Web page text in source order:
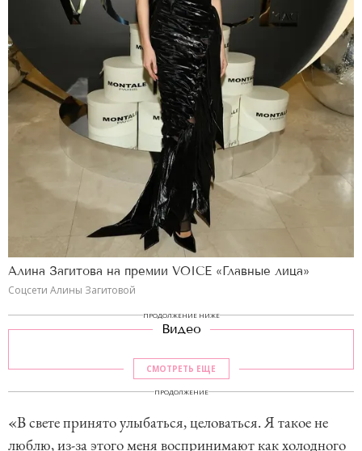
Алина Загитова на премии VOICE «Главные лица»
Соцсети Алины Загитовой
ПРОДОЛЖЕНИЕ НИЖЕ
Видео
СМОТРЕТЬ ЕЩЕ
ПРОДОЛЖЕНИЕ
«В свете принято улыбаться, целоваться. Я такое не
люблю, из-за этого меня воспринимают как холодного